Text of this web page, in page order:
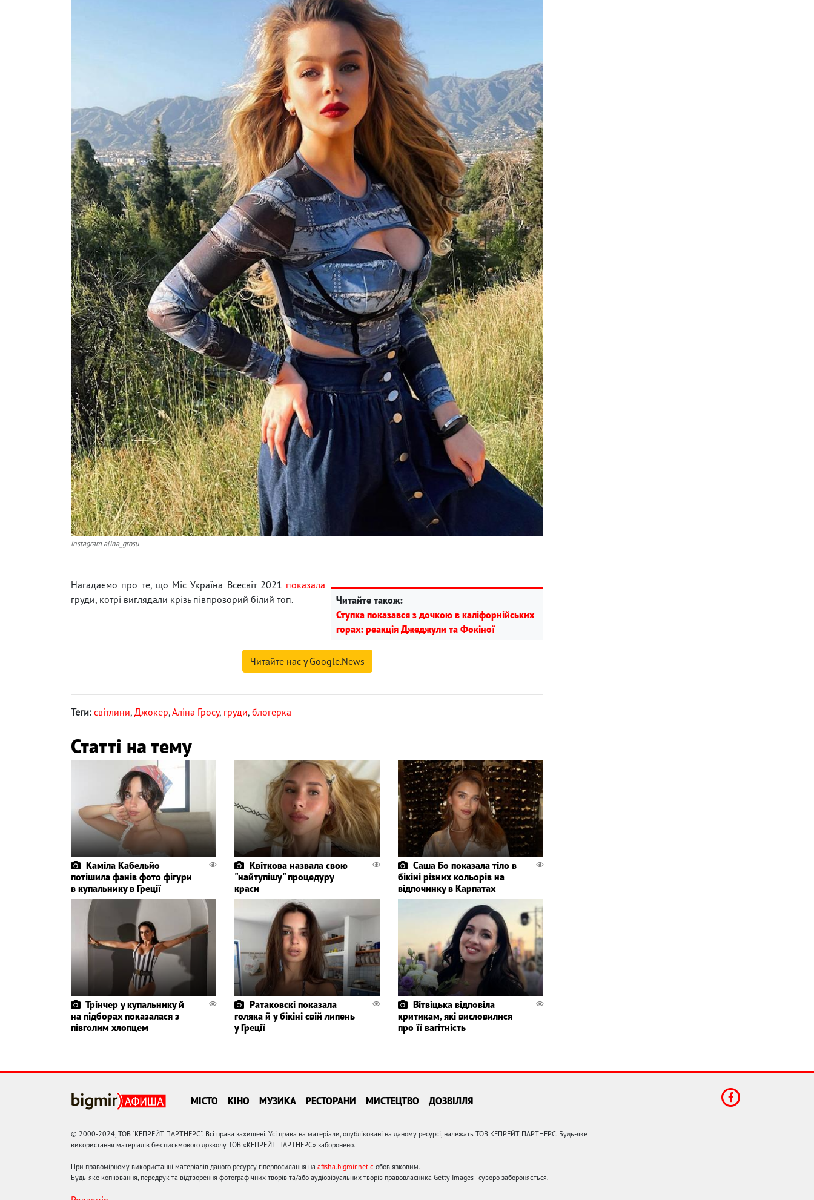
instagram alina_grosu
Читайте також:
Ступка показався з дочкою в каліфорнійських
горах: реакція Джеджули та Фокіної
Нагадаємо про те, що Міс Україна Всесвіт 2021 показала
груди, котрі виглядали крізь півпрозорий білий топ.
Читайте нас у Google.News
Теги: світлини, Джокер,Аліна Гросу, груди, блогерка
Статті на тему
Каміла Кабельйо
потішила фанів фото фігури
в купальнику в Греції
Квіткова назвала свою
"найтупішу" процедуру
краси
Саша Бо показала тіло в
бікіні різних кольорів на
відпочинку в Карпатах
Трінчер у купальнику й
на підборах показалася з
півголим хлопцем
Ратаковскі показала
голяка й у бікіні свій липень
у Греції
Вітвіцька відповіла
критикам, які висловилися
про її вагітність
МІСТО КІНО МУЗИКА РЕСТОРАНИ МИСТЕЦТВО ДОЗВІЛЛЯ
© 2000-2024, ТОВ "КЕПРЕЙТ ПАРТНЕРС". Всі права захищені. Усі права на матеріали, опубліковані на даному ресурсі, належать ТОВ КЕПРЕЙТ ПАРТНЕРС. Будь-яке
використання матеріалів без письмового дозволу ТОВ «КЕПРЕЙТ ПАРТНЕРС» заборонено.
При правомірному використанні матеріалів даного ресурсу гіперпосилання на afisha.bigmir.net є обов'язковим.
Будь-яке копіювання, передрук та відтворення фотографічних творів та/або аудіовізуальних творів правовласника Getty Images - суворо забороняється.